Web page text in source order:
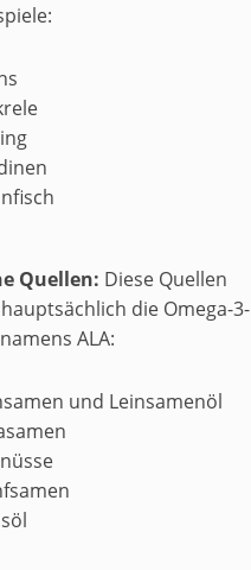
Quellen: Diese Quellen
die Omega-3-
ALA:
und Leinsamenöl